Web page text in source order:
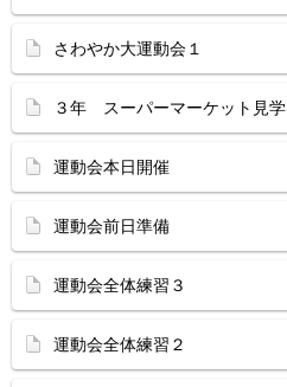
さわやか大運動会１
３年 スーパーマーケット見学
運動会本日開催
運動会前日準備
運動会全体練習３
運動会全体練習２